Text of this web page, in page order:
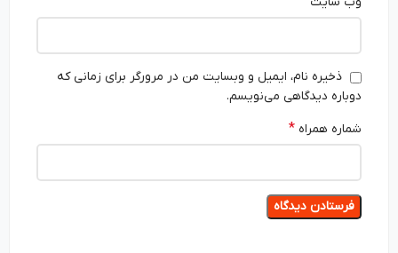
ذخیره نام، ایمیل و وبسایت من در مرورگر برای زمانی که
دوباره دیدگاهی می‌نویسم.
شماره همراه*